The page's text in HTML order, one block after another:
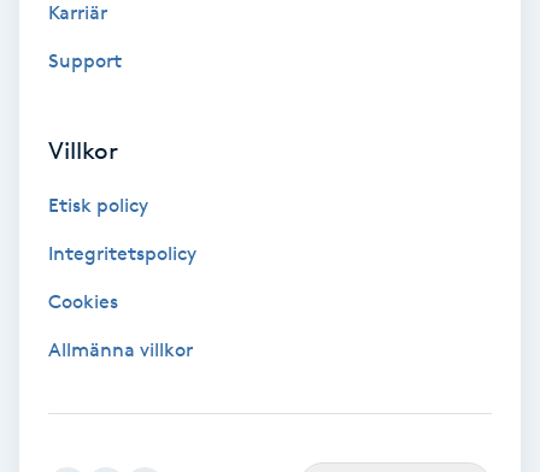
Fransfärgning
Karriär
Support
Villkor
Etisk policy
Integritetspolicy
Cookies
Allmänna villkor